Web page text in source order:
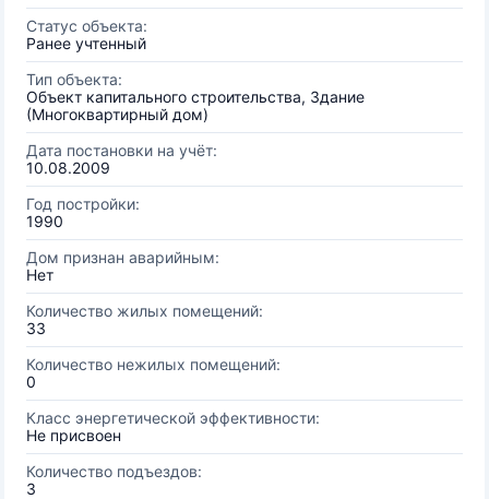
Статус объекта:
Ранее учтенный
Тип объекта:
Объект капитального строительства, Здание
(Многоквартирный дом)
Дата постановки на учёт:
10.08.2009
Год постройки:
1990
Дом признан аварийным:
Нет
Количество жилых помещений:
33
Количество нежилых помещений:
0
Класс энергетической эффективности:
Не присвоен
Количество подъездов:
3